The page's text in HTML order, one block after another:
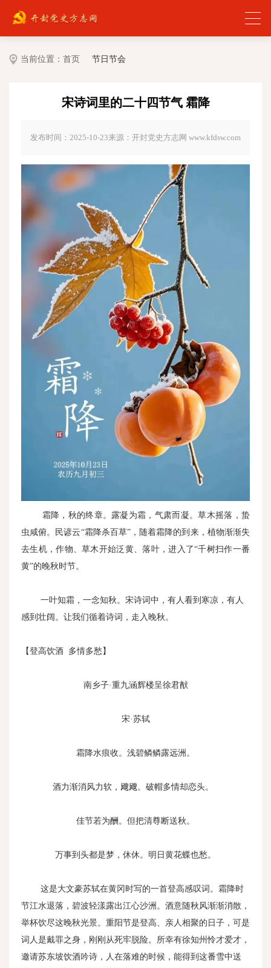
当前位置： 首页 节日节会
宋诗词里的二十四节气 霜降
发布时间：2025-10-23来源：开封党史方志网 www.kfdsw.com
霜降，秋的终章。露凝为霜，气肃而凝。草木摇落，蛰
虫咸俯。民谚云“霜降杀百草”，随着霜降的到来，植物渐渐失
去生机，作物、草木开始泛黄、落叶，进入了“千树扫作一番
黄”的晚秋时节。
一叶知霜，一念知秋。宋诗词中，有人看到寒凉，有人
感到壮阔。让我们循着诗词，走入晚秋。
【登高饮酒 多情多愁】
南乡子·重九涵辉楼呈徐君猷
宋·苏轼
霜降水痕收。浅碧鳞鳞露远洲。
酒力渐消风力软，飕飕。破帽多情却恋头。
佳节若为酬。但把清尊断送秋。
万事到头都是梦，休休。明日黄花蝶也愁。
这是大文豪苏轼在黄冈时写的一首登高感叹词。霜降时
节江水退落，碧波轻漾露出江心沙洲。酒意随秋风渐渐消散，
举杯饮尽这晚秋光景。重阳节是登高、亲人相聚的日子，可是
词人是戴罪之身，刚刚从死牢脱险。所幸有徐知州怜才爱才，
邀请苏东坡饮酒吟诗，人在落难的时候，能得到这番雪中送